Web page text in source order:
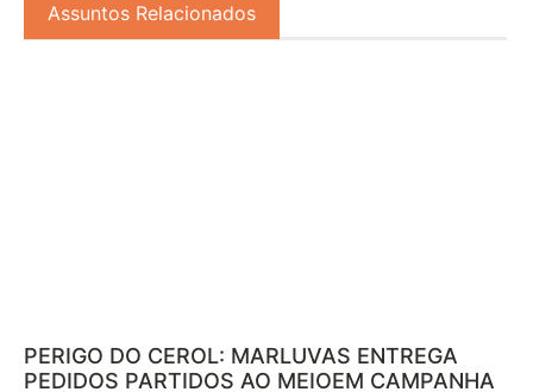
Assuntos Relacionados
PERIGO DO CEROL: MARLUVAS ENTREGA
PEDIDOS PARTIDOS AO MEIOEM CAMPANHA